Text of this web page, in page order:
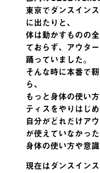
東京でダンスイン
に出たりと、
体は動かすものの
ておらず、アウタ
踊っていました。
そんな時に本番で
ら、
もっと身体の使い
ティスをやりはじ
自分がどれだけア
が使えていなかった
身体の使い方や意
現在はダンスイン